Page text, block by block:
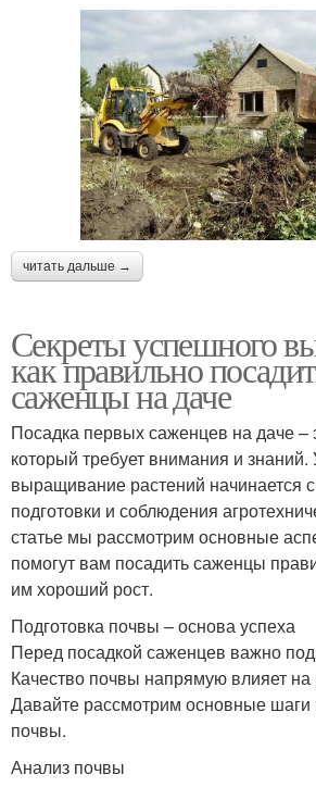
читать дальше →
Секреты успешного
как правильно
саженцы на даче
Посадка первых саженцев на даче
который требует внимания и
выращивание растений начинается
подготовки и соблюдения
статье мы рассмотрим основные
помогут вам посадить саженцы
им хороший рост.
Подготовка почвы – основа успеха
Перед посадкой саженцев важно
Качество почвы напрямую влияет на
Давайте рассмотрим основные шаги
почвы.
Анализ почвы